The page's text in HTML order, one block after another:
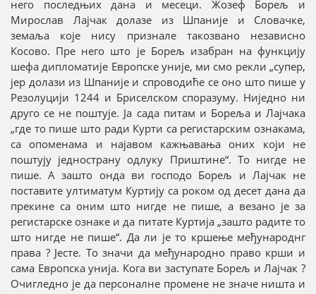
него последњих дана и месеци. Жозеф Борељ и
Мирослав Лајчак долазе из Шпаније и Словачке,
земаља које нису признале такозвано независно
Косово. Пре него што је Борељ изабран на функцију
шефа дипломатије Европске уније, ми смо рекли „супер,
јер долази из Шпаније и спроводиће се оно што пише у
Резолуцији 1244 и Бриселском споразуму. Ниједно ни
друго се не поштује. Ја сада питам и Бореља и Лајчака
„где то пише што ради Курти са регистарским ознакама,
са опоменама и најавом кажњавања оних који не
поштују једнострану одлуку Приштине“. То нигде не
пише. А зашто онда ви господо Борељ и Лајчак не
поставите ултиматум Куртију са роком од десет дана да
прекине са оним што нигде не пише, а везано је за
регистарске ознаке и да питате Куртија „зашто радите то
што нигде не пише“. Да ли је то кршење међународнг
права ? Јесте. То значи да међународно право крши и
сама Европска унија. Кога ви заступате Борељ и Лајчак ?
Очигледно је да персоналне промене не значе ништа и